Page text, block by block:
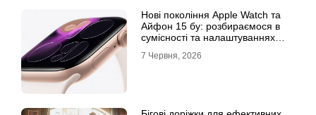
Нові покоління Apple Watch та
Айфон 15 бу: розбираємося в
сумісності та налаштуваннях
7 Червня, 2026